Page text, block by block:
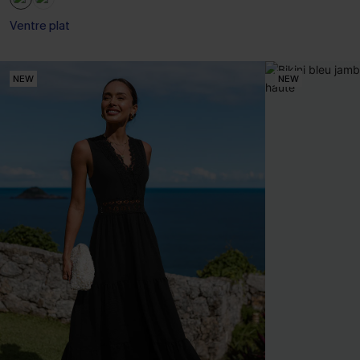
Ventre plat
NEW NEW